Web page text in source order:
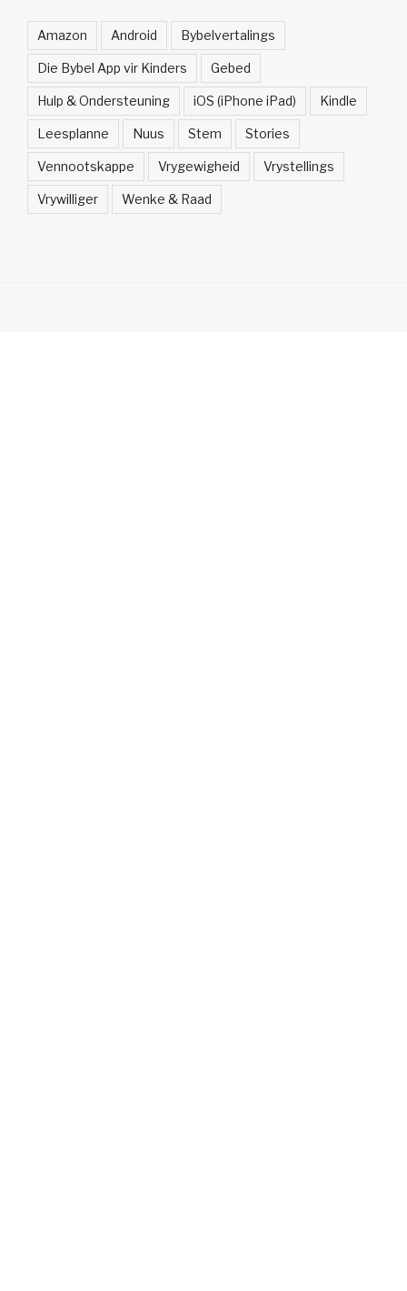
Amazon Android Bybelvertalings
Die Bybel App vir Kinders Gebed
Hulp & Ondersteuning iOS (iPhone iPad) Kindle
Leesplanne Nuus Stem Stories
Vennootskappe Vrygewigheid Vrystellings
Vrywilliger Wenke & Raad